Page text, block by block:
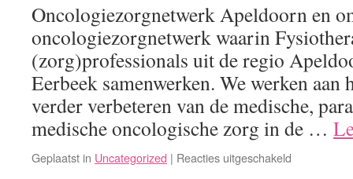
in
2024
Oncologiezorgnetwerk Apeldoorn en
oncologiezorgnetwerk waarin
(zorg)professionals uit de regio
Eerbeek samenwerken. We werken aan
verder verbeteren van de medische,
medische oncologische zorg in de …
Geplaatst in Uncategorized | Reacties uitgeschakeld